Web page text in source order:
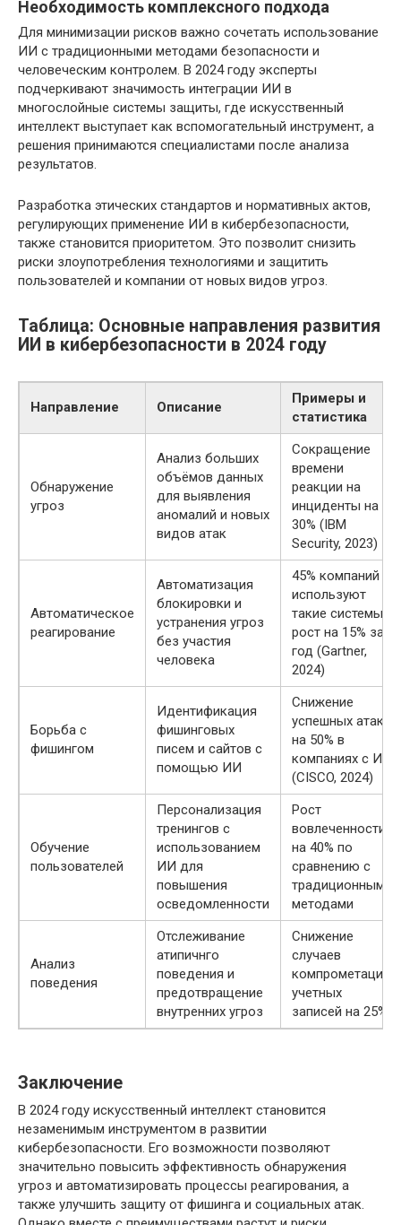
Необходимость комплексного подхода
Для минимизации рисков важно сочетать использование
ИИ с традиционными методами безопасности и
человеческим контролем. В 2024 году эксперты
подчеркивают значимость интеграции ИИ в
многослойные системы защиты, где искусственный
интеллект выступает как вспомогательный инструмент, а
решения принимаются специалистами после анализа
результатов.
Разработка этических стандартов и нормативных актов,
регулирующих применение ИИ в кибербезопасности,
также становится приоритетом. Это позволит снизить
риски злоупотребления технологиями и защитить
пользователей и компании от новых видов угроз.
Таблица: Основные направления развития
ИИ в кибербезопасности в 2024 году
Направление Описание
Примеры и
статистика
Обнаружение
угроз
Анализ больших
объёмов данных
для выявления
аномалий и новых
видов атак
Сокращение
времени
реакции на
инциденты на
30% (IBM
Security, 2023)
Автоматическое
реагирование
Автоматизация
блокировки и
устранения угроз
без участия
человека
45% компаний
используют
такие системы,
рост на 15% за
год (Gartner,
2024)
Борьба с
фишингом
Идентификация
фишинговых
писем и сайтов с
помощью ИИ
Снижение
успешных атак
на 50% в
компаниях с ИИ
(CISCO, 2024)
Обучение
пользователей
Персонализация
тренингов с
использованием
ИИ для
повышения
осведомленности
Рост
вовлеченности
на 40% по
сравнению с
традиционными
методами
Анализ
поведения
Отслеживание
атипичнго
поведения и
предотвращение
внутренних угроз
Снижение
случаев
компрометации
учетных
записей на 25%
Заключение
В 2024 году искусственный интеллект становится
незаменимым инструментом в развитии
кибербезопасности. Его возможности позволяют
значительно повысить эффективность обнаружения
угроз и автоматизировать процессы реагирования, а
также улучшить защиту от фишинга и социальных атак.